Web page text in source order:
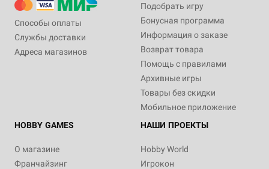
Способы оплаты
Службы доставки
Адреса магазинов
Подобрать игру
Бонусная программа
Информация о заказе
Возврат товара
Помощь с правилами
Архивные игры
Товары без скидки
Мобильное приложение
HOBBY GAMES
О магазине
Франчайзинг
НАШИ ПРОЕКТЫ
Hobby World
Игрокон